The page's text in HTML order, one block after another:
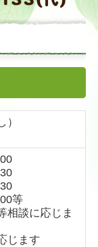
等
相談に応じま
じます